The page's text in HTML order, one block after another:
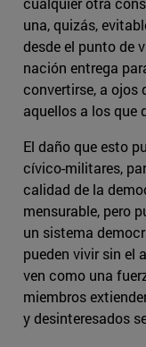
una, quizás,
desde el punto de
nación entrega
convertirse, a ojos
aquellos a los que
El daño que esto
cívico-militares,
calidad de la
mensurable, pero
un sistema
pueden vivir sin el
ven como una
miembros
y desinteresados